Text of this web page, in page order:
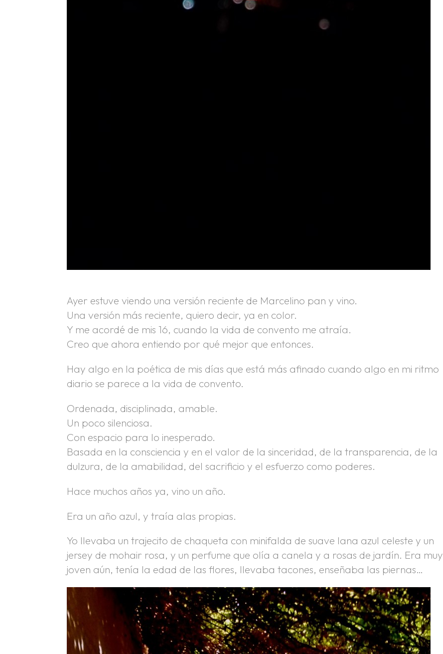
Ayer estuve viendo una versión reciente de Marcelino pan y vino.
Una versión más reciente, quiero decir, ya en color.
Y me acordé de mis 16, cuando la vida de convento me atraía.
Creo que ahora entiendo por qué mejor que entonces.
Hay algo en la poética de mis días que está más afinado cuando algo en mi ritmo
diario se parece a la vida de convento.
Ordenada, disciplinada, amable.
Un poco silenciosa.
Con espacio para lo inesperado.
Basada en la consciencia y en el valor de la sinceridad, de la transparencia, de la
dulzura, de la amabilidad, del sacrificio y el esfuerzo como poderes.
Hace muchos años ya, vino un año.
Era un año azul, y traía alas propias.
Yo llevaba un trajecito de chaqueta con minifalda de suave lana azul celeste y un
jersey de mohair rosa, y un perfume que olía a canela y a rosas de jardín. Era muy
joven aún, tenía la edad de las flores, llevaba tacones, enseñaba las piernas…